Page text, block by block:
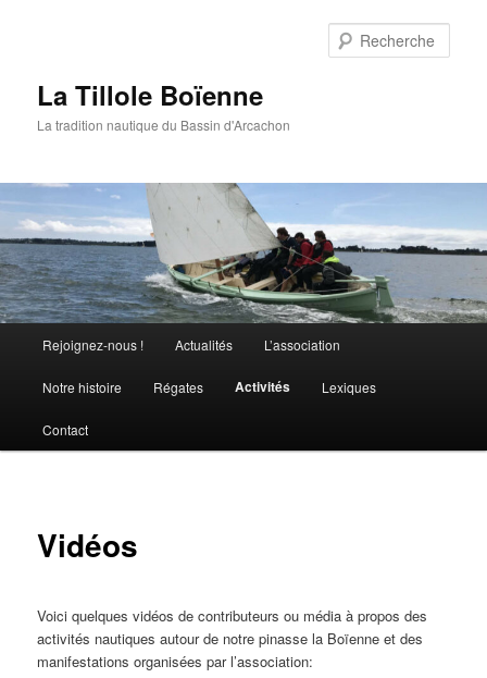
La Tillole Boïenne
La tradition nautique du Bassin d'Arcachon
principal
Rejoignez-nous ! Actualités L’association
Notre histoire Régates Activités Lexiques
Contact
Vidéos
Voici quelques vidéos de contributeurs ou média à propos des
activités nautiques autour de notre pinasse la Boïenne et des
manifestations organisées par l’association: